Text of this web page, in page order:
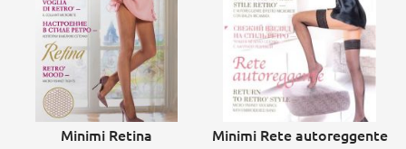
Minimi Retina Minimi Rete autoreggente